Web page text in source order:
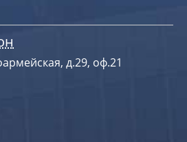
д.29, оф.21